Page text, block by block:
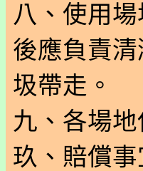
八、使用
後應負責
圾帶走。
九、各場
玖、賠償事